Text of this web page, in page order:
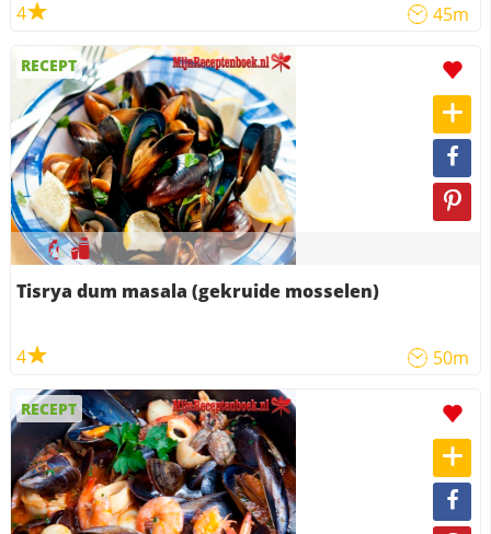
4 45m
RECEPT
Tisrya dum masala (gekruide mosselen)
4 50m
RECEPT